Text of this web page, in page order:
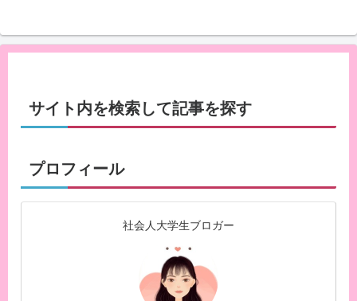
サイト内を検索して記事を探す
プロフィール
社会人大学生ブロガー